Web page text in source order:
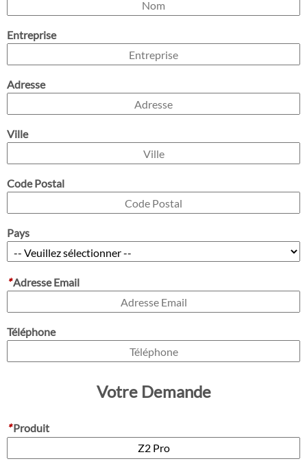
Entreprise
Adresse
Ville
Code Postal
Pays
*Adresse Email
Téléphone
Votre Demande
*Produit